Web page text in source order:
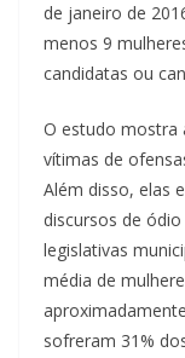
de janeiro de
menos 9
candidatas ou
O estudo mostra
vítimas de
Além disso, elas
discursos de
legislativas
média de
sofreram 31%